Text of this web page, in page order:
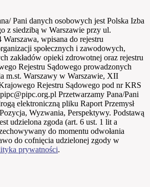
Pani danych osobowych jest Polska Izba
z siedzibą w Warszawie przy ul.
wpisana do rejestru
społecznych i zawodowych,
zakładów opieki zdrowotnej oraz rejestru
Rejestru Sądowego prowadzonych
m.st. Warszawy w Warszawie, XII
Rejestru Sądowego pod nr KRS
Przetwarzamy Pana/Pani
elektroniczną pliku Raport Przemysł
Wyzwania, Perspektywy. Podstawą
udzielona zgoda (art. 6 ust. 1 lit a
do momentu odwołania
do cofnięcia udzielonej zgody w
prywatności.